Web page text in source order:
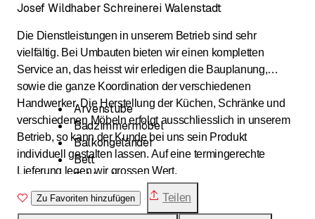
Josef Wildhaber Schreinerei Walenstadt
Die Dienstleistungen in unserem Betrieb sind sehr
vielfältig. Bei Umbauten bieten wir einen kompletten
Service an, das heisst wir erledigen die Bauplanung,
sowie die ganze Koordination der verschiedenen
Handwerker. Die Herstellung der Küchen, Schränke und
verschiedenen Möbeln erfolgt ausschliesslich in unserem
Betrieb, so kann der Kunde bei uns sein Produkt
individuell gestalten lassen. Auf eine termingerechte
Lieferung legen wir grossen Wert.
Arvenstube
Badzimmermöbel
Balkongeländer
Bett
Eckbank
Einbauschrank
Elektro Geräteaustausch
Zu Favoriten hinzufügen Teilen